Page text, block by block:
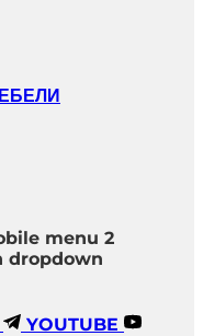
menu 2
dropdown
YOUTUBE